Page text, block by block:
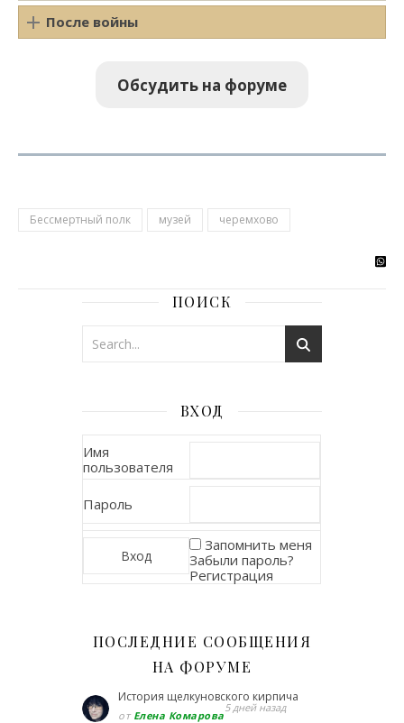
После войны
Обсудить на форуме
Бессмертный полк музей черемхово
ПОИСК
ВХОД
Имя
пользователя
Пароль
Запомнить меня
Забыли пароль?
Регистрация
ПОСЛЕДНИЕ СООБЩЕНИЯ
НА ФОРУМЕ
История щелкуновского кирпича
от Елена Комарова
5 дней назад